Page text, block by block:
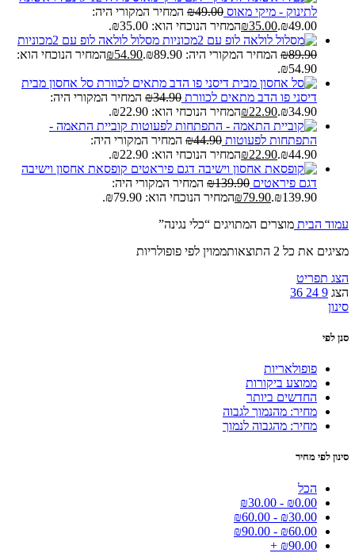
לתינוק - מיקי מאוס
₪49.00
המחיר המקורי היה:
₪49.00.
₪35.00
המחיר הנוכחי הוא: ₪35.00.
מסלול לולאה לופ עם 2מכוניות
₪89.90 המחיר המקורי היה: ₪89.90. ₪54.90
המחיר הנוכחי הוא:
₪54.90.
סל אחסון מבית
דיסני פו הדב מתאים לכוורת
₪34.90
המחיר המקורי היה:
₪34.90.
₪22.90
המחיר הנוכחי הוא: ₪22.90.
קוביית התאמה -
התפתחות לפעוטות
₪44.90
המחיר המקורי היה:
₪44.90.
₪22.90
המחיר הנוכחי הוא: ₪22.90.
קופסאת אחסון וישיבה
דגם פיראטים
₪139.90
המחיר המקורי היה:
₪139.90.
₪79.90
המחיר הנוכחי הוא: ₪79.90.
עמוד הבית מוצרים המתויגים “כלי נגינה”
מציגים את כל ⁦2⁩ התוצאות
ממוין לפי פופולריות
הצג תפריט
הצג 9
24
36
סינון
סנן לפי
פופולאריות
ממוצע ביקורות
החדשים ביותר
מחיר: מהנמוך לגבוה
מחיר: מהגבוה לנמוך
סינון לפי מחיר
הכל
₪0.00
-
₪30.00
₪30.00
-
₪60.00
₪60.00
-
₪90.00
₪90.00
+